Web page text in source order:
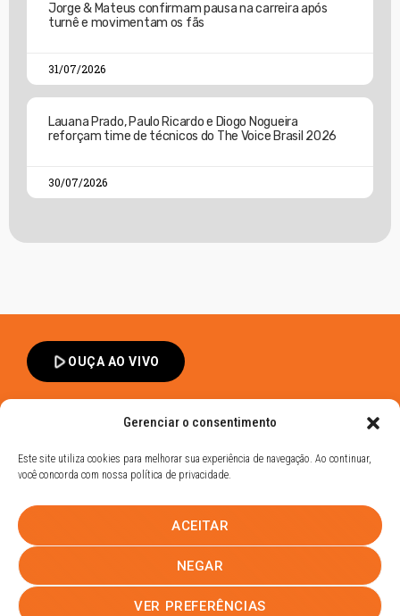
Gerenciar o consentimento
Este site utiliza cookies para melhorar sua experiência de navegação. Ao continuar,
você concorda com nossa política de privacidade.
ACEITAR
NEGAR
VER PREFERÊNCIAS
Jorge & Mateus confirmam pausa na carreira após
turnê e movimentam os fãs
31/07/2026
Lauana Prado, Paulo Ricardo e Diogo Nogueira
reforçam time de técnicos do The Voice Brasil 2026
30/07/2026
play_arrowOUÇA AO VIVO
Política de Privacidade
UHOST
PROMOÇÕESEQUIPENOTÍCIASCONTATO